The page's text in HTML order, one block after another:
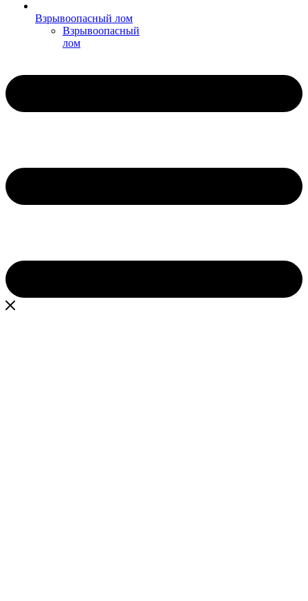
Взрывоопасный лом
Взрывоопасный
лом